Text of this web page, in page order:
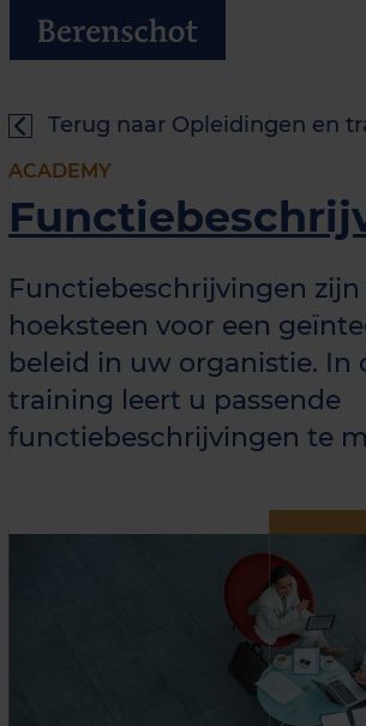
Terug naar Opleidingen en
ACADEMY
Functiebeschrijvingen zijn
hoeksteen voor een
beleid in uw organistie. In
training leert u passende
functiebeschrijvingen te